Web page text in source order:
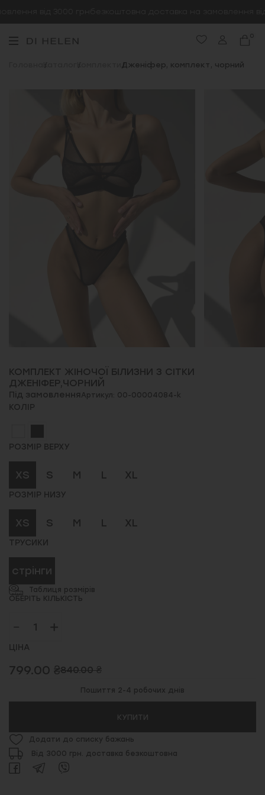
безкоштовна доставка на замовлення від
0
Каталог Комплекти Дженіфер, комплект, чорний
КОМПЛЕКТ ЖІНОЧОЇ БІЛИЗНИ З СІТКИ
ДЖЕНІФЕР,ЧОРНИЙ
Під замовлення Артикул: 00-00004084-k
КОЛІР
РОЗМІР ВЕРХУ
XS S M L XL
РОЗМІР НИЗУ
XS S M L XL
ТРУСИКИ
стрінги
Таблиця розмірів
ОБЕРІТЬ КІЛЬКІСТЬ
ЦІНА
799.00 ₴840.00 ₴
Пошиття 2-4 робочих днів
КУПИТИ
Додати до списку бажань
Від 3000 грн. доставка безкоштовна